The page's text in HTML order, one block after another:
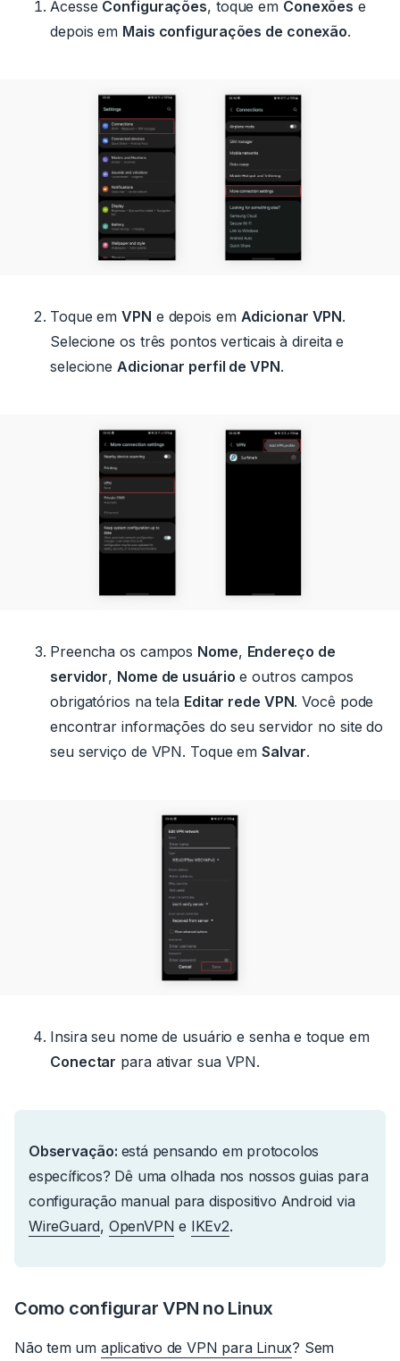
Acesse Configurações, toque em Conexões e
depois em Mais configurações de conexão.
Toque emVPN e depois em Adicionar VPN.
Selecione os três pontos verticais à direita e
selecione Adicionar perfil de VPN.
Preencha os campos Nome, Endereço de
servidor, Nome de usuário e outros campos
obrigatórios na tela Editar rede VPN. Você pode
encontrar informações do seu servidor no site do
seu serviço de VPN. Toque emSalvar.
Insira seu nome de usuário e senha e toque em
Conectar para ativar sua VPN.
Observação: está pensando em protocolos
específicos? Dê uma olhada nos nossos guias para
configuração manual para dispositivo Android via
WireGuard, OpenVPN e IKEv2.
Como configurar VPN no Linux
Não tem um aplicativo de VPN para Linux? Sem